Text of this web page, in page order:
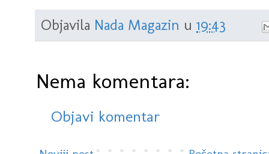
Objavila Nada Magazin u 19:43
Nema komentara:
Objavi komentar